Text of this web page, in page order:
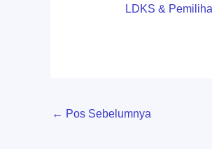
LDKS &
← Pos Sebelumnya